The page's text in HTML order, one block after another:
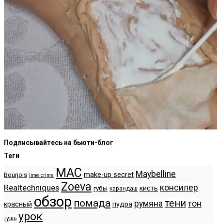
Подписывайтесь на бьюти-блог
Теги
Bourjois lime crime MAC make-up secret Maybelline
Realtechniques Zoeva губы карандаш кисть консилер
красный обзор помада пудра румяна тени тон
тушь урок